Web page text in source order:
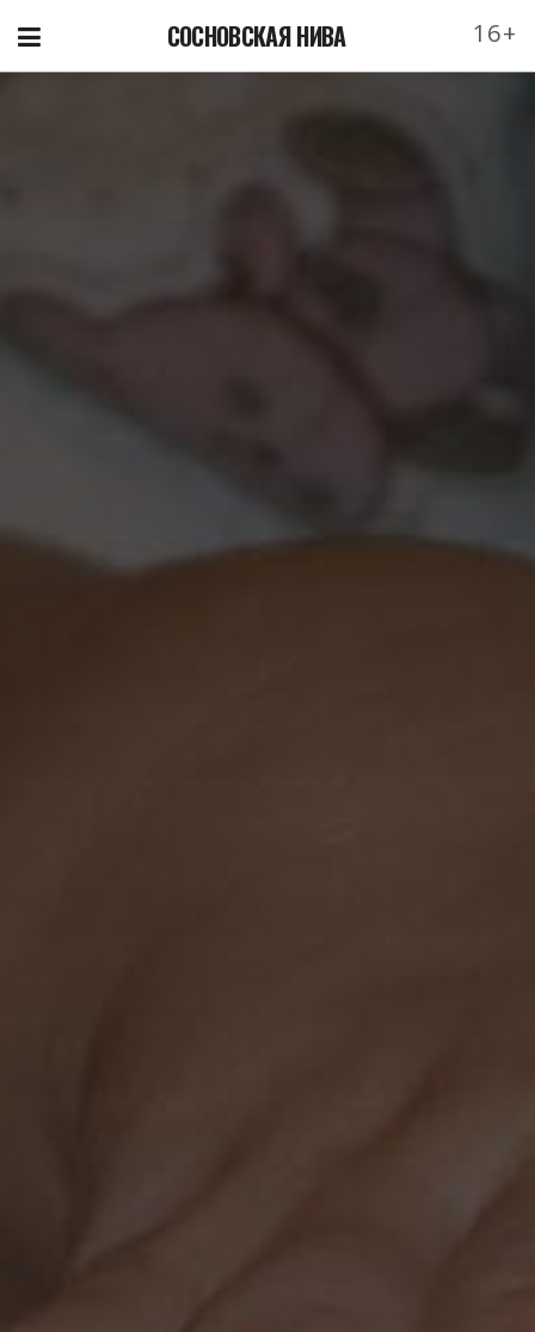
СОСНОВСКАЯ НИВА 16+